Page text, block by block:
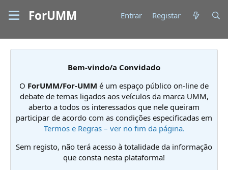
ForUMM Entrar Registar
Bem-vindo/a Convidado
O ForUMM/For-UMM é um espaço público on-line de
debate de temas ligados aos veículos da marca UMM,
aberto a todos os interessados que nele queiram
participar de acordo com as condições especificadas em
Termos e Regras – ver no fim da página.
Sem registo, não terá acesso à totalidade da informação
que consta nesta plataforma!